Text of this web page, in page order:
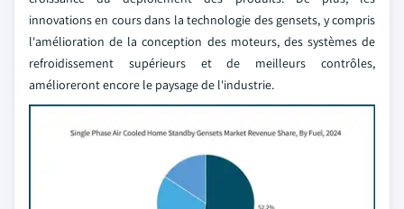
innovations en cours dans la technologie des gensets, y compris
l'amélioration de la conception des moteurs, des systèmes de
refroidissement supérieurs et de meilleurs contrôles,
amélioreront encore le paysage de l'industrie.